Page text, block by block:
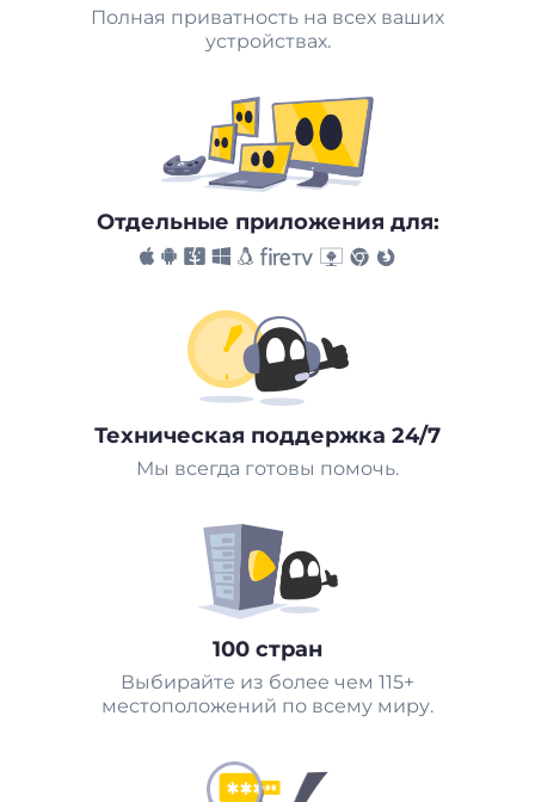
Полная приватность на всех ваших
устройствах.
Отдельные приложения для:
Техническая поддержка 24/7
Мы всегда готовы помочь.
100 стран
Выбирайте из более чем 115+
местоположений по всему миру.